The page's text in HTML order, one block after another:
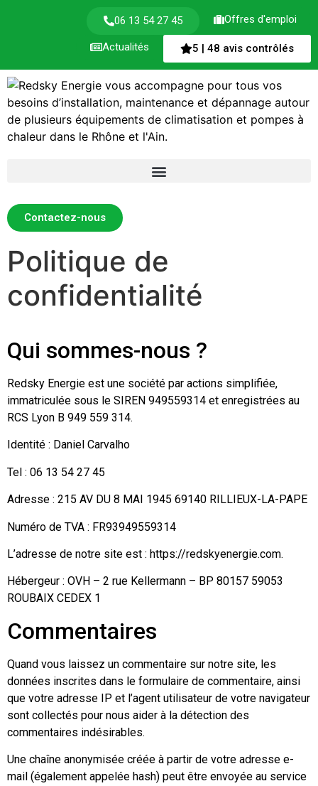
06 13 54 27 45 Offres d'emploi
Actualités 5 | 48 avis contrôlés
Contactez-nous
Politique de
confidentialité
Qui sommes-nous ?
Redsky Energie est une société par actions simplifiée,
immatriculée sous le SIREN 949559314 et enregistrées au
RCS Lyon B 949 559 314.
Identité : Daniel Carvalho
Tel : 06 13 54 27 45
Adresse : 215 AV DU 8 MAI 1945 69140 RILLIEUX-LA-PAPE
Numéro de TVA : FR93949559314
L’adresse de notre site est : https://redskyenergie.com.
Hébergeur : OVH – 2 rue Kellermann – BP 80157 59053
ROUBAIX CEDEX 1
Commentaires
Quand vous laissez un commentaire sur notre site, les
données inscrites dans le formulaire de commentaire, ainsi
que votre adresse IP et l’agent utilisateur de votre navigateur
sont collectés pour nous aider à la détection des
commentaires indésirables.
Une chaîne anonymisée créée à partir de votre adresse e-
mail (également appelée hash) peut être envoyée au service